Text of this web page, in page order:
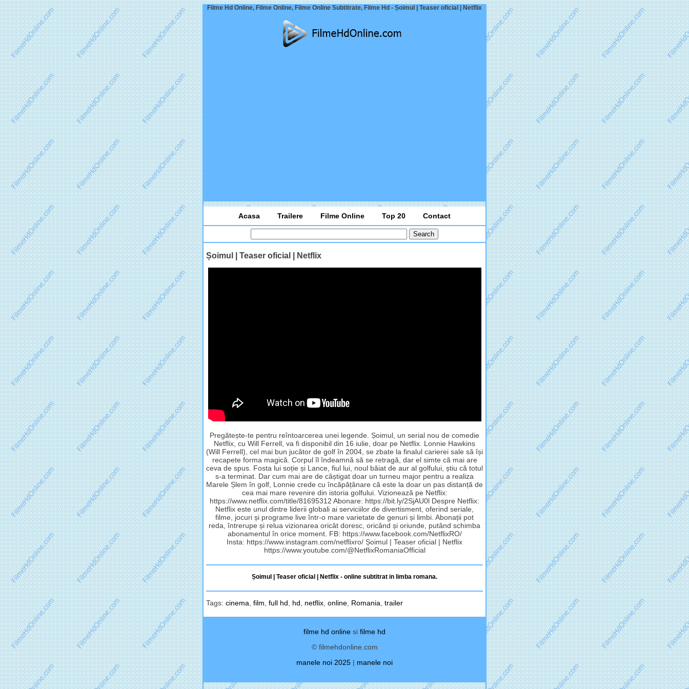
Filme Hd Online, Filme Online, Filme Online Subtitrate, Filme Hd - Șoimul | Teaser oficial | Netflix
Acasa Trailere Filme Online Top 20 Contact
Șoimul | Teaser oficial | Netflix
Pregătește-te pentru reîntoarcerea unei legende. Șoimul, un serial nou de comedie
Netflix, cu Will Ferrell, va fi disponibil din 16 iulie, doar pe Netflix. Lonnie Hawkins
(Will Ferrell), cel mai bun jucător de golf în 2004, se zbate la finalul carierei sale să își
recapete forma magică. Corpul îl îndeamnă să se retragă, dar el simte că mai are
ceva de spus. Fosta lui soție și Lance, fiul lui, noul băiat de aur al golfului, știu că totul
s-a terminat. Dar cum mai are de câștigat doar un turneu major pentru a realiza
Marele Șlem în golf, Lonnie crede cu încăpățânare că este la doar un pas distanță de
cea mai mare revenire din istoria golfului. Vizionează pe Netflix:
https://www.netflix.com/title/81695312 Abonare: https://bit.ly/2SjAU0l Despre Netflix:
Netflix este unul dintre liderii globali ai serviciilor de divertisment, oferind seriale,
filme, jocuri și programe live într-o mare varietate de genuri și limbi. Abonații pot
reda, întrerupe și relua vizionarea oricât doresc, oricând și oriunde, putând schimba
abonamentul în orice moment. FB: https://www.facebook.com/NetflixRO/
Insta: https://www.instagram.com/netflixro/ Șoimul | Teaser oficial | Netflix
https://www.youtube.com/@NetflixRomaniaOfficial
Șoimul | Teaser oficial | Netflix - online subtitrat in limba romana.
Tags: cinema film full hd hd netflix online Romania trailer
filme hd online si filme hd
© filmehdonline.com
manele noi 2025 | manele noi